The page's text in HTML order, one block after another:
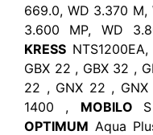
669.0, WD 3.370 M,
3.600 MP, WD
KRESS NTS1200EA,
GBX 22 , GBX 32 ,
22 , GNX 22 ,
1400 , MOBILO
OPTIMUM Aqua